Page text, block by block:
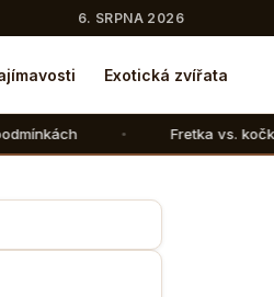
6. SRPNA 2026
Exotická zvířata
Fretka vs. kočka: V čem se liší